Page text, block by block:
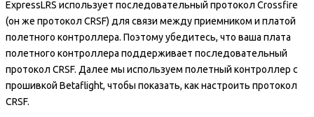
ExpressLRS использует последовательный протокол Crossfire
(он же протокол CRSF) для связи между приемником и платой
полетного контроллера. Поэтому убедитесь, что ваша плата
полетного контроллера поддерживает последовательный
протокол CRSF. Далее мы используем полетный контроллер с
прошивкой Betaflight, чтобы показать, как настроить протокол
CRSF.